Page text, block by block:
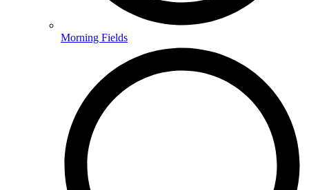
Morning Fields